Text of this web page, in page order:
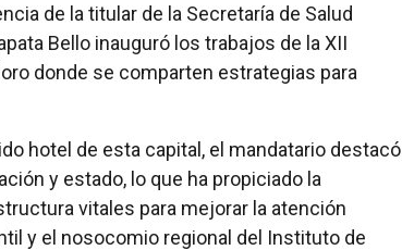
de la titular de la Secretaría de Salud
Bello inauguró los trabajos de la XII
donde se comparten estrategias para
hotel de esta capital, el mandatario destacó
y estado, lo que ha propiciado la
vitales para mejorar la atención
y el nosocomio regional del Instituto de